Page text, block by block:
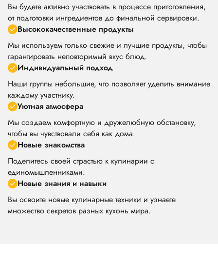
Вы будете активно участвовать в процессе приготовления,
от подготовки ингредиентов до финальной сервировки.
Высококачественные продукты
Мы используем только свежие и лучшие продукты, чтобы
гарантировать неповторимый вкус блюд.
Индивидуальный подход
Наши группы небольшие, что позволяет уделить внимание
каждому участнику.
Уютная атмосфера
Мы создаем комфортную и дружелюбную обстановку,
чтобы вы чувствовали себя как дома.
Новые знакомства
Поделитесь своей страстью к кулинарии с
единомышленниками.
Новые знания и навыки
Вы освоите новые кулинарные техники и узнаете
множество секретов разных кухонь мира.